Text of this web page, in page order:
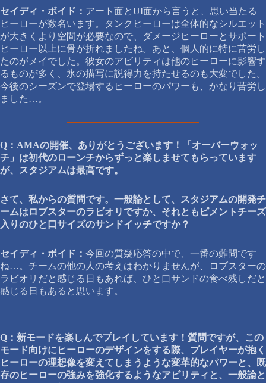
セイディ・ボイド： アート面とUI面から言うと、思い当たる
ヒーローが数名います。タンクヒーローは全体的なシルエット
が大きくより空間が必要なので、ダメージヒーローとサポート
ヒーロー以上に骨が折れましたね。あと、個人的に特に苦労し
たのがメイでした。彼女のアビリティは他のヒーローに影響す
るものが多く、氷の描写に説得力を持たせるのも大変でした。
今後のシーズンで登場するヒーローのパワーも、かなり苦労し
ました…。
Q：AMAの開催、ありがとうございます！「オーバーウォッ
チ」は初代のローンチからずっと楽しませてもらっています
が、スタジアムは最高です。
さて、私からの質問です。一般論として、スタジアムの開発チ
ームはロブスターのラビオリですか、それともピメントチーズ
入りのひと口サイズのサンドイッチですか？
セイディ・ボイド： 今回の質疑応答の中で、一番の難問です
ね…。チームの他の人の考えはわかりませんが、ロブスターの
ラビオリだと感じる日もあれば、ひと口サンドの食べ残しだと
感じる日もあると思います。
Q：新モードを楽しんでプレイしています！質問ですが、この
モード向けにヒーローのデザインをする際、プレイヤーが抱く
ヒーローの理想像を変えてしまうような変革的なパワーと、既
存のヒーローの強みを強化するようなアビリティと、一般論と